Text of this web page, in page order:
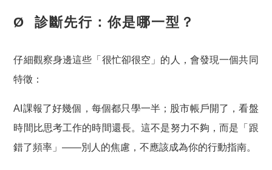
Ø 診斷先行：你是哪一型？
仔細觀察身邊這些「很忙卻很空」的人，會發現一個共同
特徵：
AI課報了好幾個，每個都只學一半；股市帳戶開了，看盤
時間比思考工作的時間還長。這不是努力不夠，而是 「跟
錯了頻率」——別人的焦慮，不應該成為你的行動指南。